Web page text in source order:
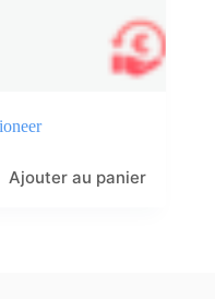
Ajouter au panier